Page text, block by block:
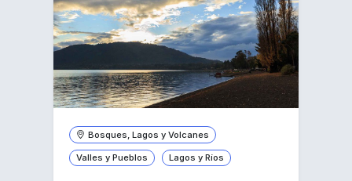
Bosques, Lagos y Volcanes
Valles y Pueblos Lagos y Ríos